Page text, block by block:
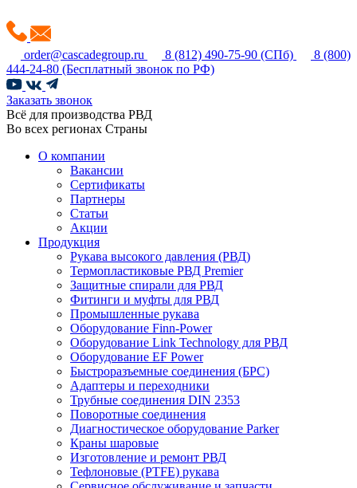
order@cascadegroup.ru 8 (812) 490-75-90 (СПб)
8 (800)
444-24-80 (Бесплатный звонок по РФ)
Заказать звонок
Всё для производства РВД
Во всех регионах Страны
О компании
Вакансии
Сертификаты
Партнеры
Статьи
Акции
Продукция
Рукава высокого давления (РВД)
Термопластиковые РВД Premier
Защитные спирали для РВД
Фитинги и муфты для РВД
Промышленные рукава
Оборудование Finn-Power
Оборудование Link Technology для РВД
Оборудование EF Power
Быстроразъемные соединения (БРС)
Адаптеры и переходники
Трубные соединения DIN 2353
Поворотные соединения
Диагностическое оборудование Parker
Краны шаровые
Изготовление и ремонт РВД
Тефлоновые (PTFE) рукава